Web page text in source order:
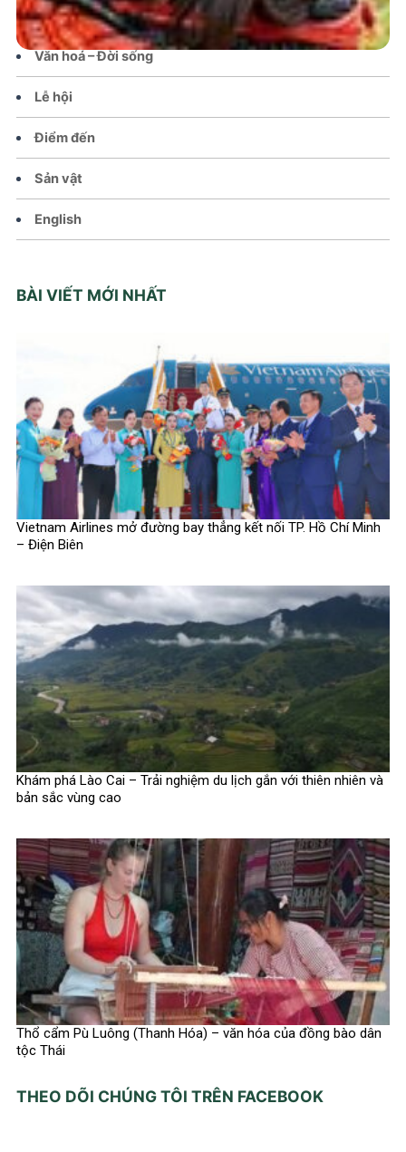
Chính sách
Văn hoá – Đời sống
Lễ hội
Điểm đến
Sản vật
English
BÀI VIẾT MỚI NHẤT
Vietnam Airlines mở đường bay thẳng kết nối TP. Hồ Chí Minh
– Điện Biên
Khám phá Lào Cai – Trải nghiệm du lịch gắn với thiên nhiên và
bản sắc vùng cao
Thổ cẩm Pù Luông (Thanh Hóa) – văn hóa của đồng bào dân
tộc Thái
THEO DÕI CHÚNG TÔI TRÊN FACEBOOK